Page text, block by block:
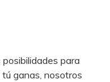
para
ganas, nosotros